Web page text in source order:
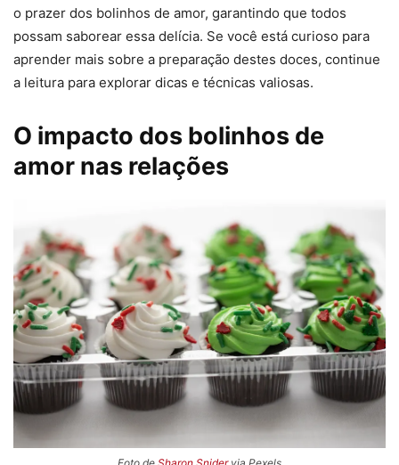
o prazer dos bolinhos de amor, garantindo que todos
possam saborear essa delícia. Se você está curioso para
aprender mais sobre a preparação destes doces, continue
a leitura para explorar dicas e técnicas valiosas.
O impacto dos bolinhos de
amor nas relações